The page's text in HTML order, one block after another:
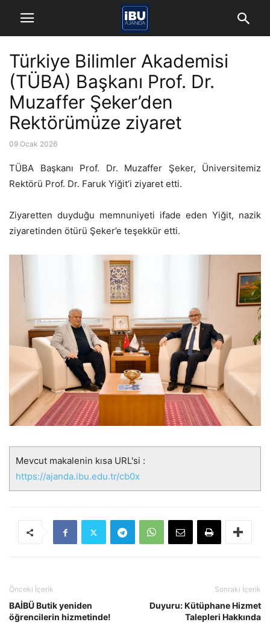
Türkiye Bilimler Akademisi
(TÜBA) Başkanı Prof. Dr.
Muzaffer Şeker’den
Rektörümüze ziyaret
09 Ocak 2026
TÜBA Başkanı Prof. Dr. Muzaffer Şeker, Üniversitemiz
Rektörü Prof. Dr. Faruk Yiğit’i ziyaret etti.
Ziyaretten duyduğu memnuniyeti ifade eden Yiğit, nazik
ziyaretinden ötürü Şeker’e teşekkür etti.
Mevcut makalenin kısa URL'si :
https://ajanda.ibu.edu.tr/cb0x
Önceki İçerik
BAİBÜ Butik yeniden
öğrencilerin hizmetinde!
Sonraki İçerik
Duyuru: Kütüphane Hizmet
Talepleri Hakkında